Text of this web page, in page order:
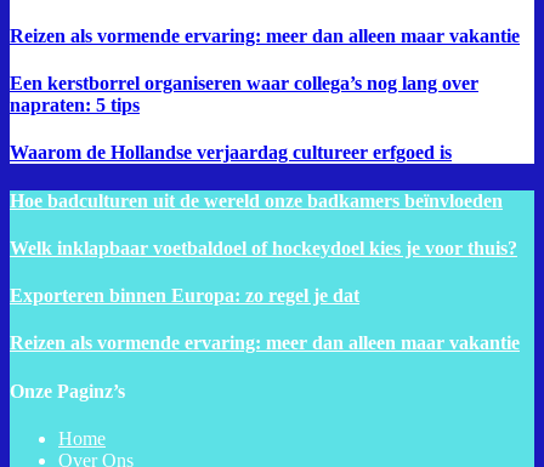
Reizen als vormende ervaring: meer dan alleen maar vakantie
Een kerstborrel organiseren waar collega’s nog lang over
napraten: 5 tips
Waarom de Hollandse verjaardag cultureer erfgoed is
Hoe badculturen uit de wereld onze badkamers beïnvloeden
Welk inklapbaar voetbaldoel of hockeydoel kies je voor thuis?
Exporteren binnen Europa: zo regel je dat
Reizen als vormende ervaring: meer dan alleen maar vakantie
Onze Paginz’s
Home
Over Ons